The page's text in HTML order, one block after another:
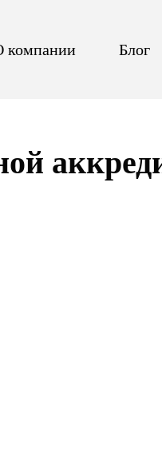
компании Блог